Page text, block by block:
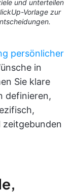
und unterteilen
Vorlage zur
persönlicher
in
Sie klare
definieren,
zeitgebunden